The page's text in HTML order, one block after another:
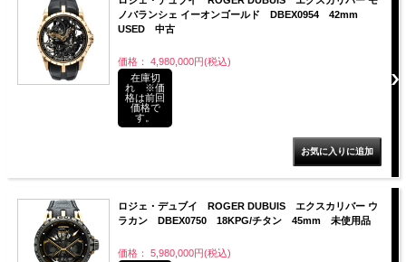
ノバランシェ イーオンゴールド DBEX0954 42mm
USED 中古
価格： 4,980,000円(税込)
在庫切
れ ※価
格は前回
価格で
す。
ロジェ・デュブイ ROGER DUBUIS エクスカリバー ウ
ラカン DBEX0750 18KPG/チタン 45mm 未使用品
価格： 5,980,000円(税込)